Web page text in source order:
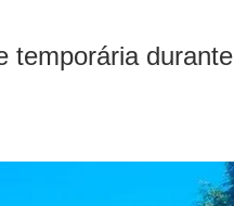
temporária durante